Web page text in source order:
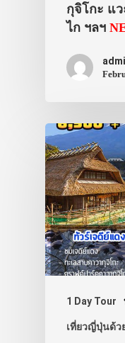
กุจิโกะ แ
ไก ฯลฯ
1 Day Tour
เที่ยวญี่ปุ่นด้ว